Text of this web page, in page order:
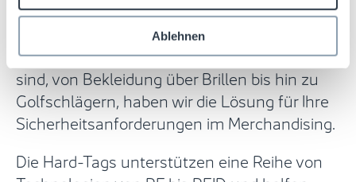
Ablehnen
Mit mehr als 15 verschiedenen Arten von
Hard-Tags, die für jede Anwendung geeignet
sind, von Bekleidung über Brillen bis hin zu
Golfschlägern, haben wir die Lösung für Ihre
Sicherheitsanforderungen im Merchandising.
Die Hard-Tags unterstützen eine Reihe von